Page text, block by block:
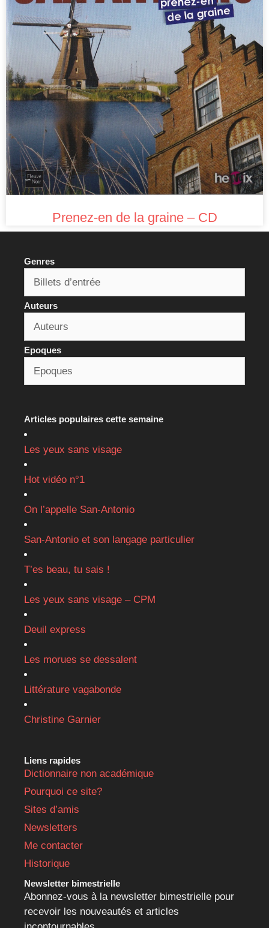
Prenez-en de la graine – CD
Genres
Auteurs
Epoques
Articles populaires cette semaine
Les yeux sans visage
Hot vidéo n°1
On l’appelle San-Antonio
San-Antonio et son langage particulier
T’es beau, tu sais !
Les yeux sans visage – CPM
Deuil express
Les morues se dessalent
Littérature vagabonde
Christine Garnier
Liens rapides
Dictionnaire non académique
Pourquoi ce site?
Sites d’amis
Newsletters
Me contacter
Historique
Newsletter bimestrielle
Abonnez-vous à la newsletter bimestrielle pour
recevoir les nouveautés et articles